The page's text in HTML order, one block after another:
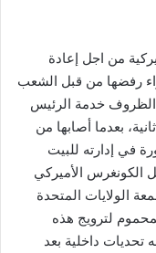
من اجل إعادة
رفضها من قبل الشعب
خدمة الرئيس
بعدما أصابها من
في إدارته للبيت
الكونغرس الأميركي
الولايات المتحدة
لترويج هذه
تحديات داخلية بعد